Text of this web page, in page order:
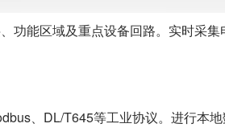
功能区域及重点设备回路。实时采
、DL/T645等工业协议。进行本